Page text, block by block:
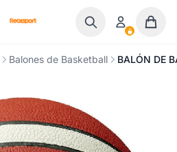
Balones de Basketball BALÓN DE